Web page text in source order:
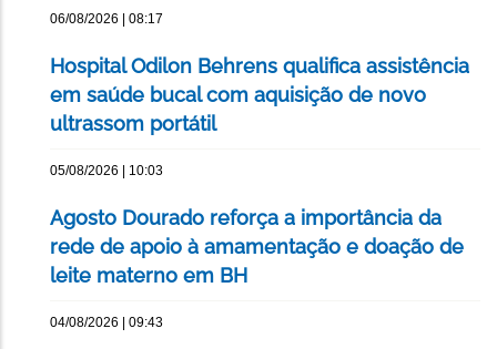
06/08/2026 | 08:17
Hospital Odilon Behrens qualifica assistência
em saúde bucal com aquisição de novo
ultrassom portátil
05/08/2026 | 10:03
Agosto Dourado reforça a importância da
rede de apoio à amamentação e doação de
leite materno em BH
04/08/2026 | 09:43